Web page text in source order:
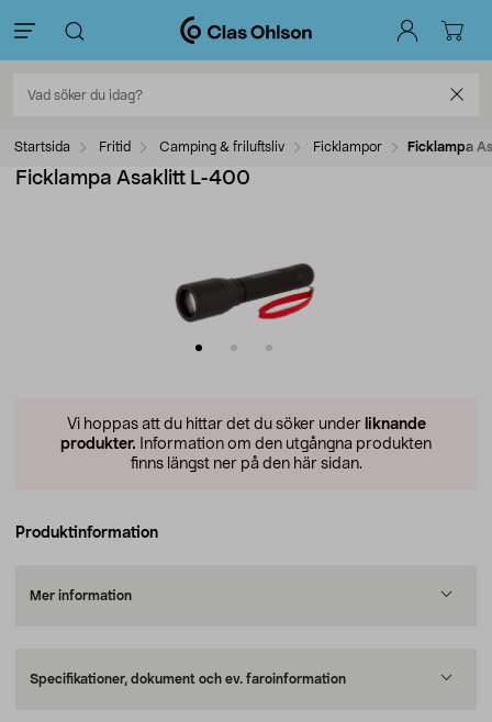
Startsida Fritid Camping & friluftsliv Ficklampor Ficklampa
Ficklampa Asaklitt L-400
Vi hoppas att du hittar det du söker under liknande
produkter. Information om den utgångna produkten
finns längst ner på den här sidan.
Produktinformation
Mer information
Specifikationer, dokument och ev. faroinformation